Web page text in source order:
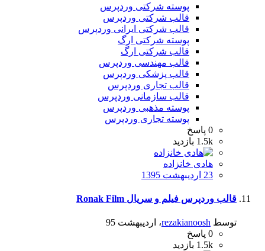
پوسته شرکتی وردپرس
قالب شرکتی وردپرس
قالب شرکتی ایرانی وردپرس
پوسته شرکتی ارگ
قالب شرکتی ارگ
قالب مهندسی وردپرس
قالب پزشکی وردپرس
قالب تجاری وردپرس
قالب سازمانی وردپرس
پوسته مذهبی وردپرس
پوسته تجاری وردپرس
0 پاسخ
1.5k بازدید
هادی خانزاده
23 اردیبهشت 1395
قالب وردپرس فیلم و سریال Ronak Film
توسط rezakianoosh، اردیبهشت 95
0 پاسخ
1.5k بازدید